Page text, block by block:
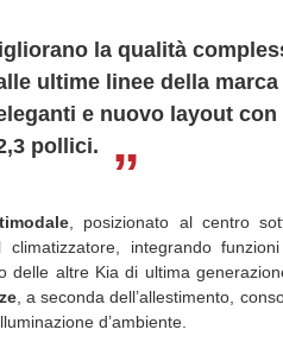
la qualità
ultime linee della marca
e nuovo layout
pollici.
, posizionato al centro
integrando
delle altre Kia di ultima
, a seconda dell’allestimento,
d’ambiente.